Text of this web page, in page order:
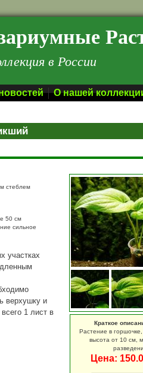
в России
О нашей
Краткое
Растение в горшочке,
высота от 10 см,
Цена:
стеблем
50 см
сильное
участках
верхушку и
1 лист в